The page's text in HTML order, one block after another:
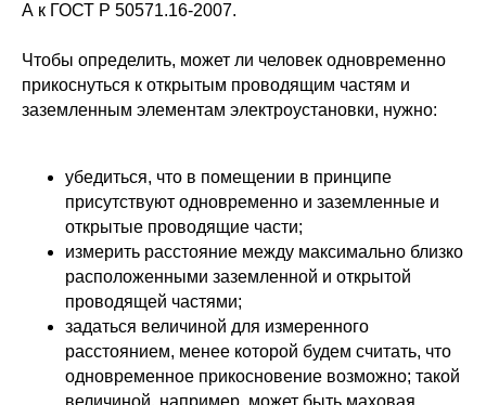
А к ГОСТ Р 50571.16-2007.
Чтобы определить, может ли человек одновременно
прикоснуться к открытым проводящим частям и
заземленным элементам электроустановки, нужно:
убедиться, что в помещении в принципе
присутствуют одновременно и заземленные и
открытые проводящие части;
измерить расстояние между максимально близко
расположенными заземленной и открытой
проводящей частями;
задаться величиной для измеренного
расстоянием, менее которой будем считать, что
одновременное прикосновение возможно; такой
величиной, например, может быть маховая